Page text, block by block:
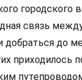
городского
связь
добраться до
приходилось